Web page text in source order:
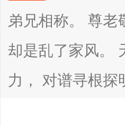
弟兄相称。 尊老
却是乱了家风。
力， 对谱寻根探